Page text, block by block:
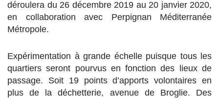
déroulera du 26 décembre 2019 au 20 janvier 2020,
en collaboration avec Perpignan Méditerranée
Métropole.
Expérimentation à grande échelle puisque tous les
quartiers seront pourvus en fonction des lieux de
passage. Soit 19 points d’apports volontaires en
plus de la déchetterie, avenue de Broglie. Des